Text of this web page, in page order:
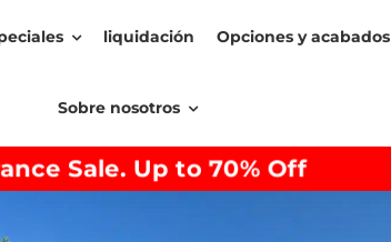
liquidación Opciones y acabados
Sobre nosotros
Sale. Up to 70% Off